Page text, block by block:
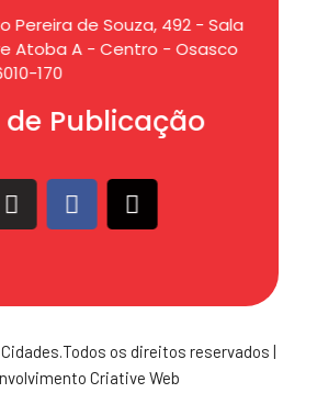
Pereira de Souza, 492 - Sala
Atoba A - Centro - Osasco
170
Publicação
os direitos reservados |
Criative Web